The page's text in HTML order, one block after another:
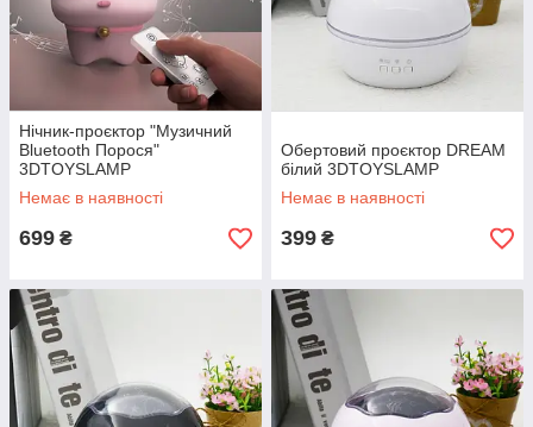
Нічник-проєктор "Музичний
Bluetooth Порося"
3DTOYSLAMP
Немає в наявності
699 ₴
Обертовий проєктор DREAM
білий 3DTOYSLAMP
Немає в наявності
399 ₴